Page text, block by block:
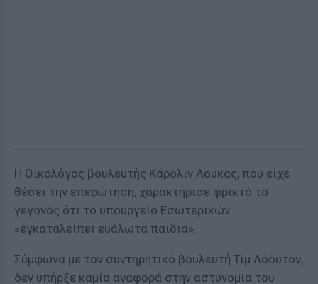
Η Οικολόγος βουλευτής Κάρολιν Λούκας, που είχε
θέσει την επερώτηση, χαρακτήρισε φρικτό το
γεγονός ότι το υπουργείο Εσωτερικών
«εγκαταλείπει ευάλωτα παιδιά».
Σύμφωνα με τον συντηρητικό βουλευτή Τιμ Λόουτον,
δεν υπήρξε καμία αναφορά στην αστυνομία του